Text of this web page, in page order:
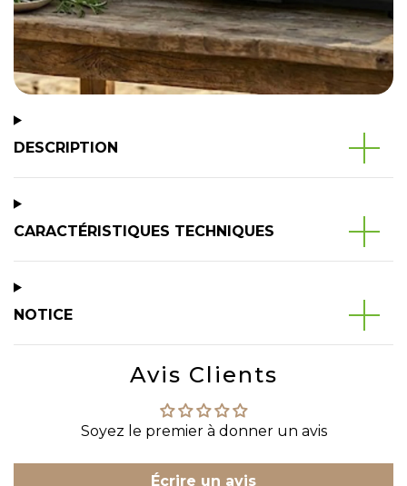
DESCRIPTION
CARACTÉRISTIQUES TECHNIQUES
NOTICE
Avis Clients
Soyez le premier à donner un avis
Écrire un avis